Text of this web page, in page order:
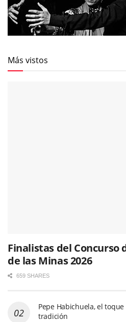
Más vistos
Finalistas del Concurso
de las Minas 2026
659 SHARES
Pepe Habichuela, el
tradición